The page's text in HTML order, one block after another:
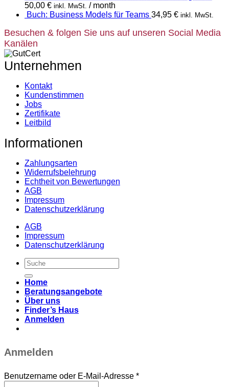
50,00 € inkl. MwSt. / month
Buch: Business Models für Teams 34,95 € inkl. MwSt.
Besuchen & folgen Sie uns auf unseren Social Media
Kanälen
Unternehmen
Kontakt
Kundenstimmen
Jobs
Zertifikate
Leitbild
Informationen
Zahlungsarten
Widerrufsbelehrung
Echtheit von Bewertungen
AGB
Impressum
Datenschutzerklärung
AGB
Impressum
Datenschutzerklärung
Suche
nach:
Home
Beratungsangebote
Über uns
Finder’s Haus
Anmelden
Anmelden
Benutzername oder E-Mail-Adresse *